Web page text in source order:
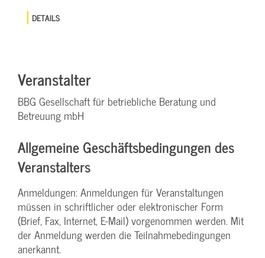
DETAILS
Veranstalter
BBG Gesellschaft für betriebliche Beratung und
Betreuung mbH
Allgemeine Geschäftsbedingungen des
Veranstalters
Anmeldungen: Anmeldungen für Veranstaltungen
müssen in schriftlicher oder elektronischer Form
(Brief, Fax, Internet, E-Mail) vorgenommen werden. Mit
der Anmeldung werden die Teilnahme­bedingungen
anerkannt.